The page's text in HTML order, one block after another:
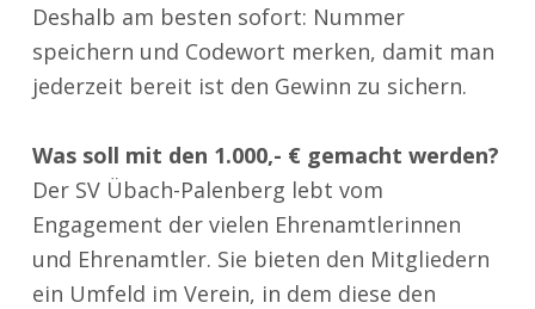
Deshalb am besten sofort: Nummer
speichern und Codewort merken, damit man
jederzeit bereit ist den Gewinn zu sichern.
Was soll mit den 1.000,- € gemacht werden?
Der SV Übach-Palenberg lebt vom
Engagement der vielen Ehrenamtlerinnen
und Ehrenamtler. Sie bieten den Mitgliedern
ein Umfeld im Verein, in dem diese den